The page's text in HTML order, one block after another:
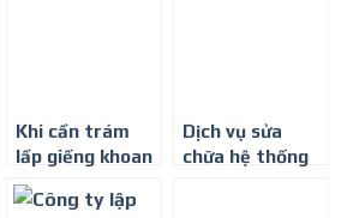
Khi cần trám
lấp giếng khoan
ở đâu tại Bình
Dương – Công
Dịch vụ sửa
chữa hệ thống